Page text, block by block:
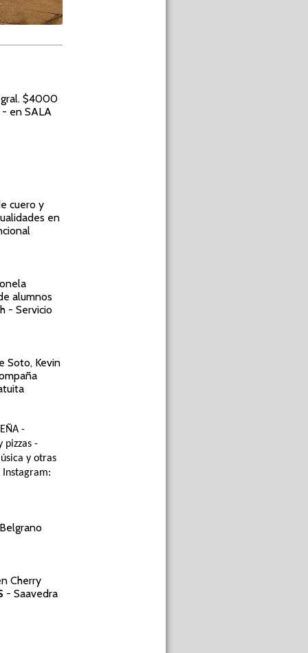
gral. $4000
en SALA
cuero y
en
alumnos
- Servicio
Soto, Kevin
-
pizzas -
y otras
Cherry
- Saavedra